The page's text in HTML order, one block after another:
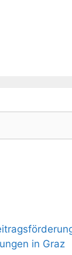
in Graz